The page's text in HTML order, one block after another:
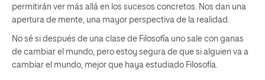
permitirán ver más allá en los sucesos concretos. Nos dan una
apertura de mente, una mayor perspectiva de la realidad.
No sé si después de una clase de Filosofía uno sale con ganas
de cambiar el mundo, pero estoy segura de que si alguien va a
cambiar el mundo, mejor que haya estudiado Filosofía.